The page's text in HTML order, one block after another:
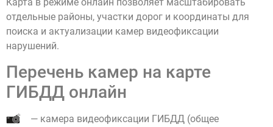
отдельные районы, участки дорог и координаты для
поиска и актуализации камер видеофиксации
нарушений.
Перечень камер на карте
ГИБДД онлайн
— камера видеофиксации ГИБДД (общее